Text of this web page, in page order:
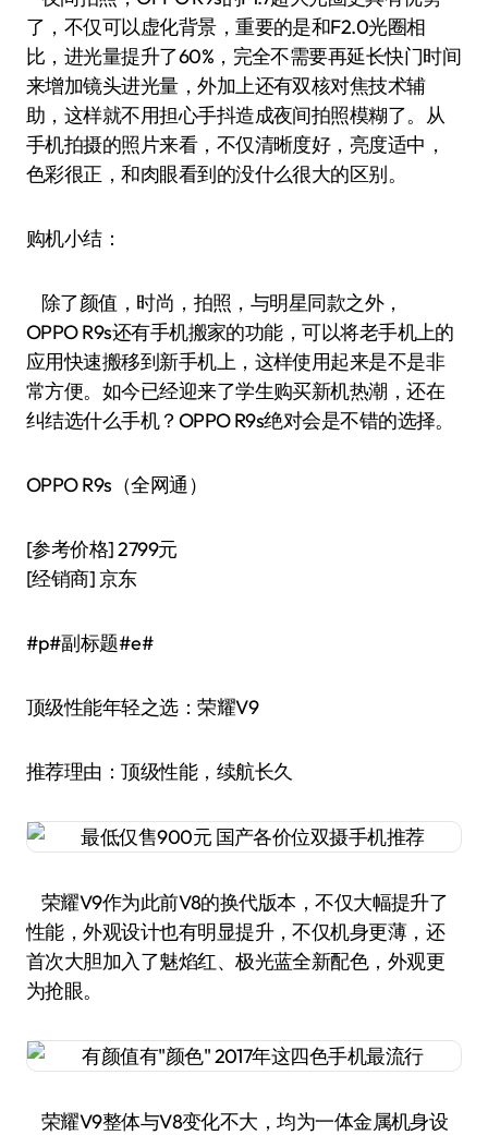
了，不仅可以虚化背景，重要的是和F2.0光圈相
比，进光量提升了60%，完全不需要再延长快门时间
来增加镜头进光量，外加上还有双核对焦技术辅
助，这样就不用担心手抖造成夜间拍照模糊了。从
手机拍摄的照片来看，不仅清晰度好，亮度适中，
色彩很正，和肉眼看到的没什么很大的区别。
购机小结：
除了颜值，时尚，拍照，与明星同款之外，
OPPO R9s还有手机搬家的功能，可以将老手机上的
应用快速搬移到新手机上，这样使用起来是不是非
常方便。如今已经迎来了学生购买新机热潮，还在
纠结选什么手机？OPPO R9s绝对会是不错的选择。
OPPO R9s（全网通）
[参考价格] 2799元
[经销商] 京东
#p#副标题#e#
顶级性能年轻之选：荣耀V9
推荐理由：顶级性能，续航长久
荣耀V9作为此前V8的换代版本，不仅大幅提升了
性能，外观设计也有明显提升，不仅机身更薄，还
首次大胆加入了魅焰红、极光蓝全新配色，外观更
为抢眼。
荣耀V9整体与V8变化不大，均为一体金属机身设